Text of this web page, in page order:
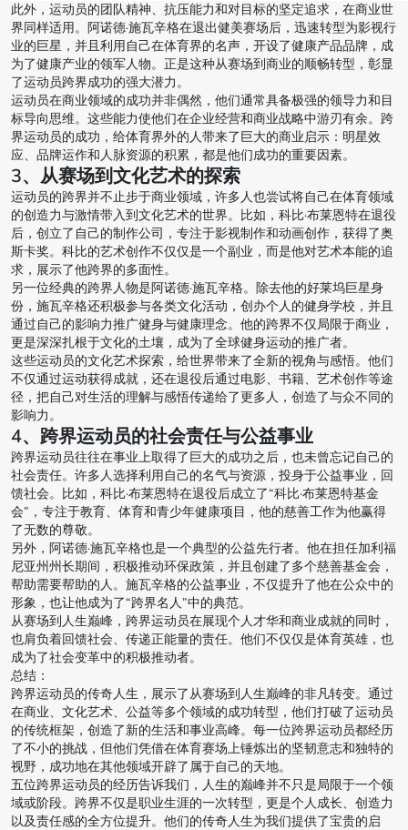
此外，运动员的团队精神、抗压能力和对目标的坚定追求，在商业世
界同样适用。阿诺德·施瓦辛格在退出健美赛场后，迅速转型为影视行
业的巨星，并且利用自己在体育界的名声，开设了健康产品品牌，成
为了健康产业的领军人物。正是这种从赛场到商业的顺畅转型，彰显
了运动员跨界成功的强大潜力。
运动员在商业领域的成功并非偶然，他们通常具备极强的领导力和目
标导向思维。这些能力使他们在企业经营和商业战略中游刃有余。跨
界运动员的成功，给体育界外的人带来了巨大的商业启示：明星效
应、品牌运作和人脉资源的积累，都是他们成功的重要因素。
3、从赛场到文化艺术的探索
运动员的跨界并不止步于商业领域，许多人也尝试将自己在体育领域
的创造力与激情带入到文化艺术的世界。比如，科比·布莱恩特在退役
后，创立了自己的制作公司，专注于影视制作和动画创作，获得了奥
斯卡奖。科比的艺术创作不仅仅是一个副业，而是他对艺术本能的追
求，展示了他跨界的多面性。
另一位经典的跨界人物是阿诺德·施瓦辛格。除去他的好莱坞巨星身
份，施瓦辛格还积极参与各类文化活动，创办个人的健身学校，并且
通过自己的影响力推广健身与健康理念。他的跨界不仅局限于商业，
更是深深扎根于文化的土壤，成为了全球健身运动的推广者。
这些运动员的文化艺术探索，给世界带来了全新的视角与感悟。他们
不仅通过运动获得成就，还在退役后通过电影、书籍、艺术创作等途
径，把自己对生活的理解与感悟传递给了更多人，创造了与众不同的
影响力。
4、跨界运动员的社会责任与公益事业
跨界运动员往往在事业上取得了巨大的成功之后，也未曾忘记自己的
社会责任。许多人选择利用自己的名气与资源，投身于公益事业，回
馈社会。比如，科比·布莱恩特在退役后成立了“科比·布莱恩特基金
会”，专注于教育、体育和青少年健康项目，他的慈善工作为他赢得
了无数的尊敬。
另外，阿诺德·施瓦辛格也是一个典型的公益先行者。他在担任加利福
尼亚州州长期间，积极推动环保政策，并且创建了多个慈善基金会，
帮助需要帮助的人。施瓦辛格的公益事业，不仅提升了他在公众中的
形象，也让他成为了“跨界名人”中的典范。
从赛场到人生巅峰，跨界运动员在展现个人才华和商业成就的同时，
也肩负着回馈社会、传递正能量的责任。他们不仅仅是体育英雄，也
成为了社会变革中的积极推动者。
总结：
跨界运动员的传奇人生，展示了从赛场到人生巅峰的非凡转变。通过
在商业、文化艺术、公益等多个领域的成功转型，他们打破了运动员
的传统框架，创造了新的生活和事业高峰。每一位跨界运动员都经历
了不小的挑战，但他们凭借在体育赛场上锤炼出的坚韧意志和独特的
视野，成功地在其他领域开辟了属于自己的天地。
五位跨界运动员的经历告诉我们，人生的巅峰并不只是局限于一个领
域或阶段。跨界不仅是职业生涯的一次转型，更是个人成长、创造力
以及责任感的全方位提升。他们的传奇人生为我们提供了宝贵的启